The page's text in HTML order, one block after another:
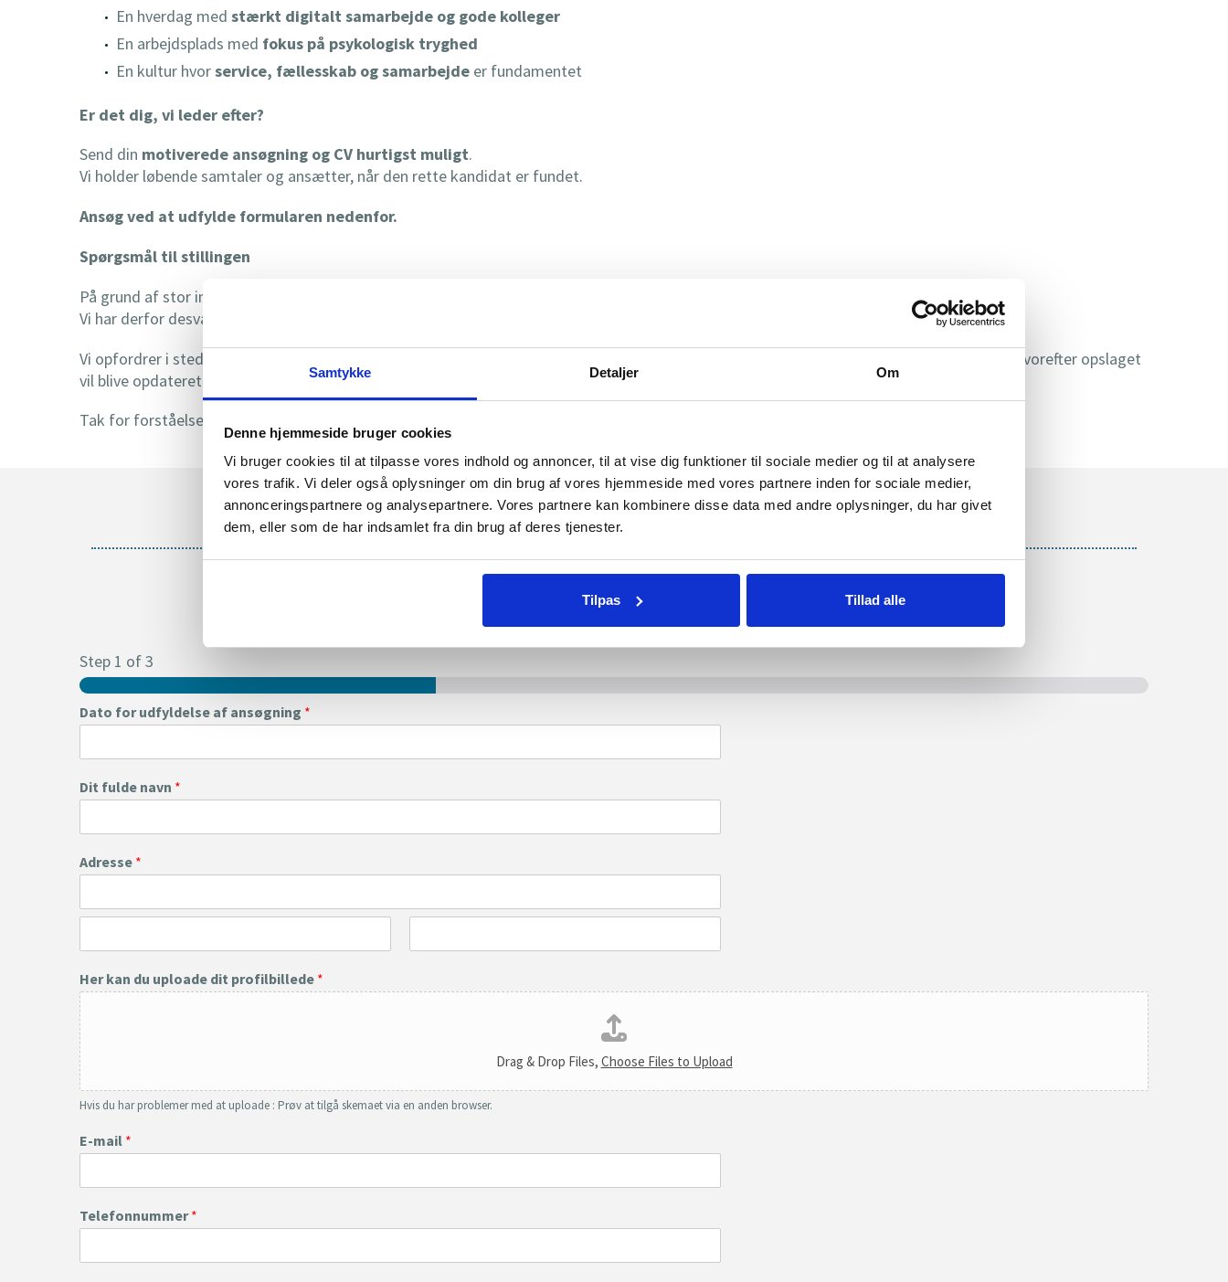
Samtykke Detaljer Om
Denne hjemmeside bruger cookies
Vi bruger cookies til at tilpasse vores indhold og annoncer, til at vise dig funktioner til sociale medier og til at analysere
vores trafik. Vi deler også oplysninger om din brug af vores hjemmeside med vores partnere inden for sociale medier,
annonceringspartnere og analysepartnere. Vores partnere kan kombinere disse data med andre oplysninger, du har givet
dem, eller som de har indsamlet fra din brug af deres tjenester.
Tilpas Tillad alle
En hverdag med stærkt digitalt samarbejde og gode kolleger
En arbejdsplads med fokus på psykologisk tryghed
En kultur hvorservice, fællesskab og samarbejde er fundamentet
Er det dig, vi leder efter?
Send din motiverede ansøgning og CV hurtigst muligt.
Vi holder løbende samtaler og ansætter, når den rette kandidat er fundet.
Ansøg ved at udfylde formularen nedenfor.
Spørgsmål til stillingen
På grund af stor interesse for stillingen modtager vi mange henvendelser.
Vi har derfor desværre
Vi opfordrer i stedet interesserede kandidater til at
post@s-t-o-p. nu, såfremt der mangler svar på vigtige spørgsmål – hvorefter opslaget
vil blive opdateret med svaret på forespørgsel.
Tak for forståelsen – vi glæder os til at læse din ansøgning.
ANSØG HER
Step 1 of 3
Dato for udfyldelse af ansøgning *
Dit fulde navn *
Adresse *
A
e
s
s
L
i
n
e
1
i
t
y
v
i
e
Her kan du uploade dit profilbillede *
Drag & Drop Files, Choose Files to Upload
Hvis du har problemer med at uploade : Prøv at tilgå skemaet via en anden browser.
E-mail *
Telefonnummer*